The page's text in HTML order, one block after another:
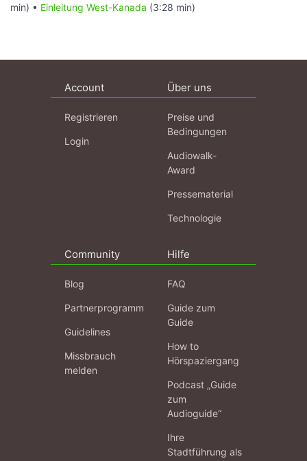
min) • Einleitung West-Kanada (3:28 min)
Account
Registrieren
Login
Über uns
Preise und
Bedingungen
Audiowalk-
Award
Pressematerial
Technologie
Community
Blog
Partnerprogramm
Guidelines
Missbrauch
melden
Hilfe
FAQ
Guide zum
Guide
How to
Hörspaziergang
Podcast „Guide
zum
Audioguide“
Ihre
Stadtführung als